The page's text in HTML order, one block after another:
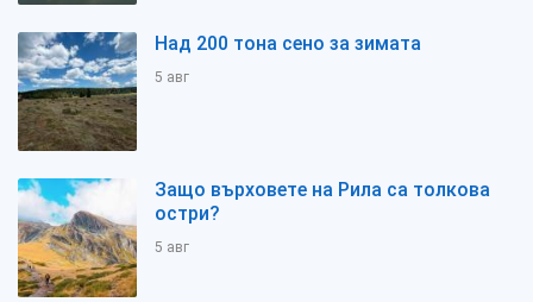
Над 200 тона сено за зимата
5 авг
Защо върховете на Рила са толкова
остри?
5 авг